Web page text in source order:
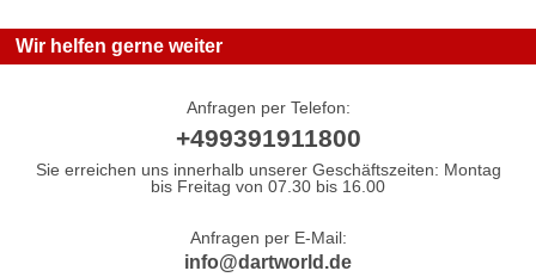
Wir helfen gerne weiter
Anfragen per Telefon:
+499391911800
Sie erreichen uns innerhalb unserer Geschäftszeiten: Montag
bis Freitag von 07.30 bis 16.00
Anfragen per E-Mail:
info@dartworld.de